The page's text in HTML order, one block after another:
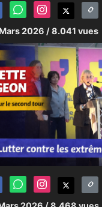
2026 / 8.041 vues